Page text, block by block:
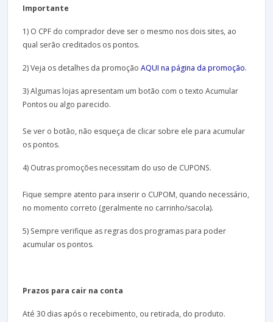
Importante
1) O CPF do comprador deve ser o mesmo nos dois sites, ao
qual serão creditados os pontos.
2) Veja os detalhes da promoção AQUI na página da promoção.
3) Algumas lojas apresentam um botão com o texto Acumular
Pontos ou algo parecido.
Se ver o botão, não esqueça de clicar sobre ele para acumular
os pontos.
4) Outras promoções necessitam do uso de CUPONS.
Fique sempre atento para inserir o CUPOM, quando necessário,
no momento correto (geralmente no carrinho/sacola).
5) Sempre verifique as regras dos programas para poder
acumular os pontos.
Prazos para cair na conta
Até 30 dias após o recebimento, ou retirada, do produto.